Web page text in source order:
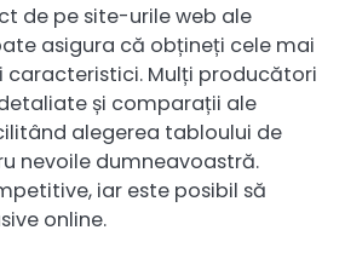
de pe site-urile web ale
asigura că obțineți cele mai
caracteristici. Mulți producători
și comparații ale
alegerea tabloului de
nevoile dumneavoastră.
iar este posibil să
online.